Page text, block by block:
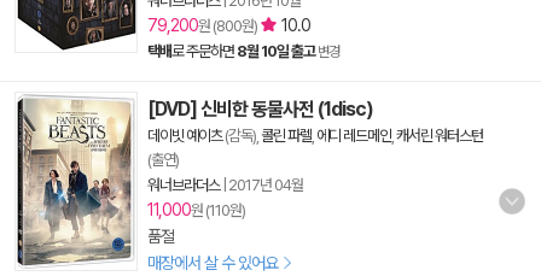
79,200원 (800원) 10.0
택배로 주문하면 8월 10일 출고 변경
[DVD] 신비한 동물사전 (1disc)
데이빗 예이츠(감독), 콜린 파렐 에디 레드메인 캐서린 워터스턴
(출연)
워너브라더스| 2017년 04월
11,000원 (110원)
품절
매장에서 살 수 있어요